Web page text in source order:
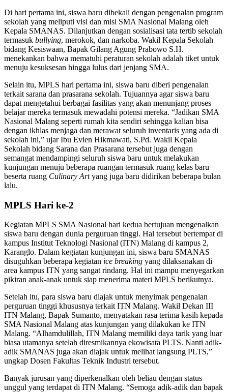
Di hari pertama ini, siswa baru dibekali dengan pengenalan program
sekolah yang meliputi visi dan misi SMA Nasional Malang oleh
Kepala SMANAS. Dilanjutkan dengan sosialisasi tata tertib sekolah
termasuk bullying, merokok, dan narkoba. Wakil Kepala Sekolah
bidang Kesiswaan, Bapak Gilang Agung Prabowo S.H.
menekankan bahwa mematuhi peraturan sekolah adalah tiket untuk
menuju kesuksesan hingga lulus dari jenjang SMA.
Selain itu, MPLS hari pertama ini, siswa baru diberi pengenalan
terkait sarana dan prasarana sekolah. Tujuannya agar siswa baru
dapat mengetahui berbagai fasilitas yang akan menunjang proses
belajar mereka termasuk mewadahi potensi mereka. “Jadikan SMA
Nasional Malang seperti rumah kita sendiri sehingga kalian bisa
dengan ikhlas menjaga dan merawat seluruh inventaris yang ada di
sekolah ini,” ujar Ibu Evien Hikmawati, S.Pd. Wakil Kepala
Sekolah bidang Sarana dan Prasarana tersebut juga dengan
semangat mendampingi seluruh siswa baru untuk melakukan
kunjungan menuju beberapa ruangan termasuk ruang kelas baru
beserta ruang Culinary Artyang juga baru didirikan beberapa bulan
lalu.
MPLS Hari ke-2
Kegiatan MPLS SMA Nasional hari kedua bertujuan mengenalkan
siswa baru dengan dunia perguruan tinggi. Hal tersebut bertempat di
kampus Institut Teknologi Nasional (ITN) Malang di kampus 2,
Karanglo. Dalam kegiatan kunjungan ini, siswa baru SMANAS
disuguhkan beberapa kegiatan ice breaking yang dilaksanakan di
area kampus ITN yang sangat rindang. Hal ini mampu menyegarkan
pikiran anak-anak untuk siap menerima materi MPLS berikutnya.
Setelah itu, para siswa baru diajak untuk menyimak pengenalan
perguruan tinggi khususnya terkait ITN Malang. Wakil Dekan III
ITN Malang, Bapak Sumanto, menyatakan rasa terima kasih kepada
SMA Nasional Malang atas kunjungan yang dilakukan ke ITN
Malang. “Alhamdulillah, ITN Malang memiliki daya tarik yang luar
biasa utamanya setelah diresmikannya ekowisata PLTS. Nanti adik-
adik SMANAS juga akan diajak untuk melihat langsung PLTS,”
ungkap Dosen Fakultas Teknik Industri tersebut.
Banyak jurusan yang diperkenalkan oleh beliau dengan status
unggul yang terdapat di ITN Malang. “Semoga adik-adik dan bapak